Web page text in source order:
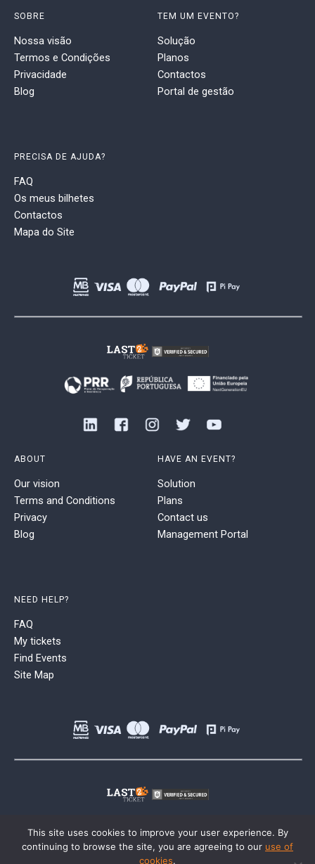
SOBRE
Nossa visão
Termos e Condições
Privacidade
Blog
TEM UM EVENTO?
Solução
Planos
Contactos
Portal de gestão
PRECISA DE AJUDA?
FAQ
Os meus bilhetes
Contactos
Mapa do Site
ABOUT
Our vision
Terms and Conditions
Privacy
Blog
HAVE AN EVENT?
Solution
Plans
Contact us
Management Portal
NEED HELP?
FAQ
My tickets
Find Events
Site Map
This site uses cookies to improve your user experience. By
continuing to browse the site, you are agreeing to our use of
cookies.